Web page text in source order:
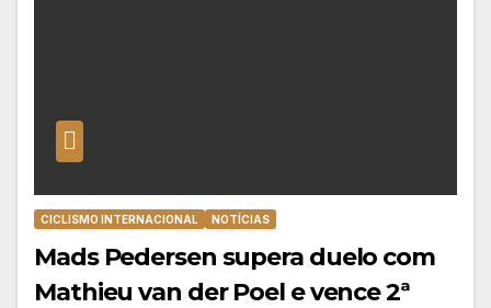
CICLISMO INTERNACIONAL NOTÍCIAS
Mads Pedersen supera duelo com
Mathieu van der Poel e vence 2ª